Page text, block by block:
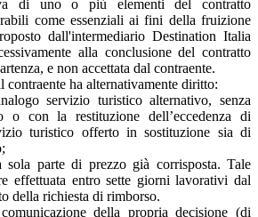
di uno o più elementi del contratto
come essenziali ai fini della fruizione
dall'intermediario Destination Italia
alla conclusione del contratto
e non accettata dal contraente.
ha alternativamente diritto:
servizio turistico alternativo, senza
o con la restituzione dell’eccedenza di
turistico offerto in sostituzione sia di
sola parte di prezzo già corrisposta. Tale
effettuata entro sette giorni lavorativi dal
della richiesta di rimborso.
della propria decisione (di